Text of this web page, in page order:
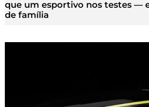
que um esportivo nos testes —
de família